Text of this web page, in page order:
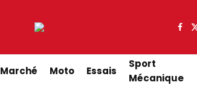
Marché Moto Essais
Sport
Mécanique